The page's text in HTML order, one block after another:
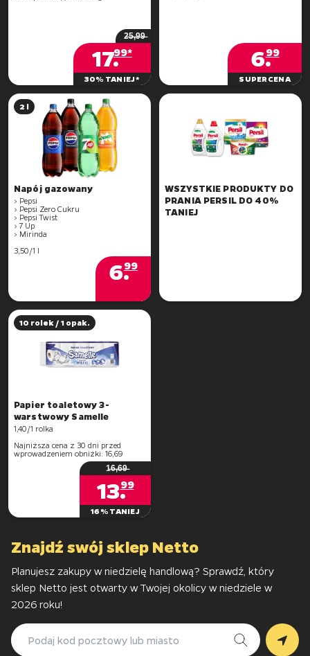
2̶5̶,̶9̶9̶
17.
99*
30% TANIEJ*
6.
99
SUPERCENA
2 l
Napój gazowany
> Pepsi
> Pepsi Zero Cukru
> Pepsi Twist
> 7 Up
> Mirinda
3,50/1 l
6.
99
WSZYSTKIE PRODUKTY DO
PRANIA PERSIL DO 40%
TANIEJ
10 rolek / 1 opak.
Papier toaletowy 3-
1,40/1 rolka
Najniższa cena z 30 dni przed
wprowadzeniem obniżki: 16,69
1̶6̶,̶6̶9̶
13.99
16% TANIEJ
Planujesz zakupy w niedzielę handlową? Sprawdź, który
sklep Netto jest otwarty w Twojej okolicy w niedziele w
2026 roku!